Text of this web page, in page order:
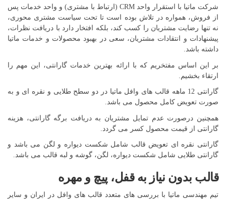
شرکت ماتیا با استقرار واحد CRM (ارتباط با مشتری) و واحد خدمات پس
از فروش، همواره در تلاش بوده است تا تحت سیاست مشتری محوری،
نه تنها رضایت مشتریان را کسب کند، بلکه افتخار دارد با دریافت نظرات،
پیشنهادات و انتقادات مشتریان، سعی در بهبود محصولات و خدمات ماتیا
داشته باشد.
بر این اساس مفتخریم که با ارائه بهترین خدمات گارانتی، این مهم را
ارتقاء بخشیم.
گارانتی 12 ماهه قالب های وافل ماتیا در دو سطح طلایی و نقره ای و به
صورت تعویض کامل محصول می باشد.
همچنین درصورت عدم تمایل مشتریان به دریافت برگه گارانتی، هزینه
گارانتی از قیمت محصول کسر می گردد.
گارانتی نقره ای تعویض قالب شامل شکست دیواره و لگن می باشد و
گارانتی طلایی شامل شکست دیواره، لگن، گوشه و لبه قالب می باشد.
قالب بدون نیاز به قفل، پیچ و مهره
تیم مهندسی ماتیا با بررسی های متعدد قالب های وافل در ایران و سایر